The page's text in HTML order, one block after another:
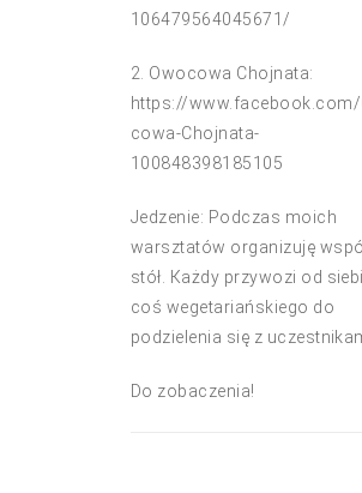
106479564045671/
2. Owocowa Chojnata:
https://www.facebook.com/
cowa-Chojnata-
100848398185105
Jedzenie: Podczas moich
warsztatów organizuję
stół. Każdy przywozi od
coś wegetariańskiego do
podzielenia się z
Do zobaczenia!